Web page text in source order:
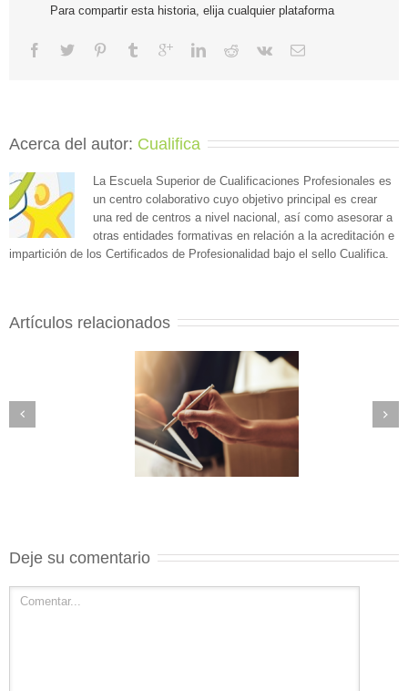
Para compartir esta historia, elija cualquier plataforma
Acerca del autor: Cualifica
La Escuela Superior de Cualificaciones Profesionales es
un centro colaborativo cuyo objetivo principal es crear
una red de centros a nivel nacional, así como asesorar a
otras entidades formativas en relación a la acreditación e
impartición de los Certificados de Profesionalidad bajo el sello Cualifica.
Artículos relacionados
Deje su comentario